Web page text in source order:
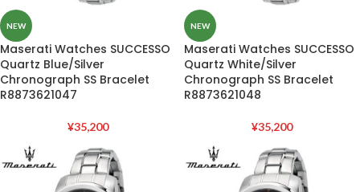
NEW
Maserati Watches SUCCESSO
Quartz Blue/Silver
Chronograph SS Bracelet
R8873621047
¥35,200
NEW
Maserati Watches SUCCESSO
Quartz White/Silver
Chronograph SS Bracelet
R8873621048
¥35,200